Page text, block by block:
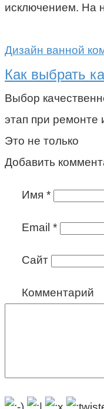
исключением. На
Дизайн ванной
Как выбрать
Выбор
этап при ремонте
Это не только
Добавить
Имя *
Email *
Сайт
Комментарий